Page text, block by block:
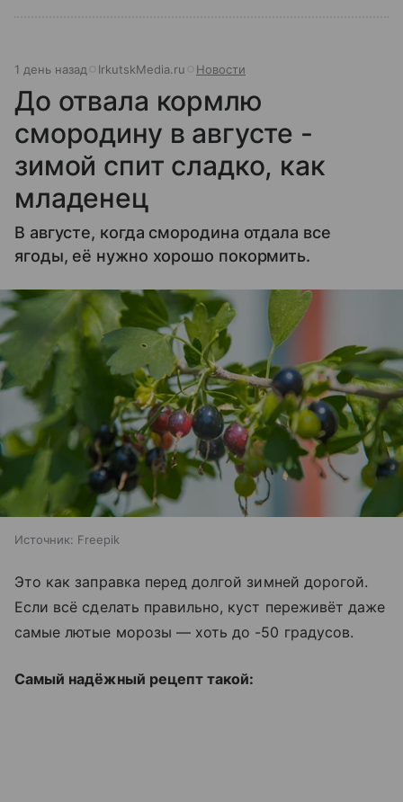
1 день назад IrkutskMedia.ru Новости
До отвала кормлю
смородину в августе -
зимой спит сладко, как
младенец
В августе, когда смородина отдала все
ягоды, её нужно хорошо покормить.
Источник: Freepik
Это как заправка перед долгой зимней дорогой.
Если всё сделать правильно, куст переживёт даже
самые лютые морозы — хоть до -50 градусов.
Самый надёжный рецепт такой: